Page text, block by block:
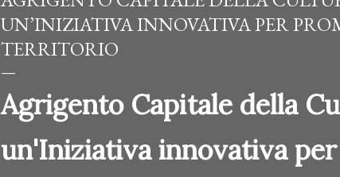
UN’INIZIATIVA INNOVATIVA PER
TERRITORIO
Agrigento Capitale della
un'Iniziativa innovativa